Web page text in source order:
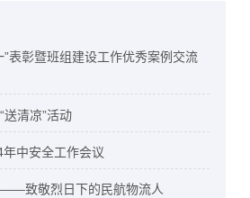
”表彰暨班组建设工作优秀案例交流
送清凉”活动
中安全工作会议
——致敬烈日下的民航物流人